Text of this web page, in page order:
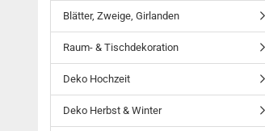
Blätter, Zweige, Girlanden
Raum- & Tischdekoration
Deko Hochzeit
Deko Herbst & Winter